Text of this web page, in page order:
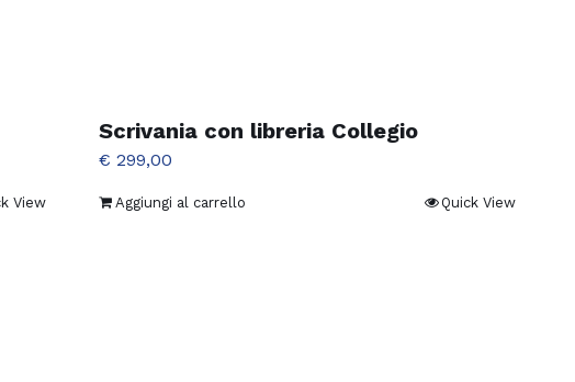
View
Scrivania con libreria Collegio
€ 299,00
Aggiungi al carrello Quick View